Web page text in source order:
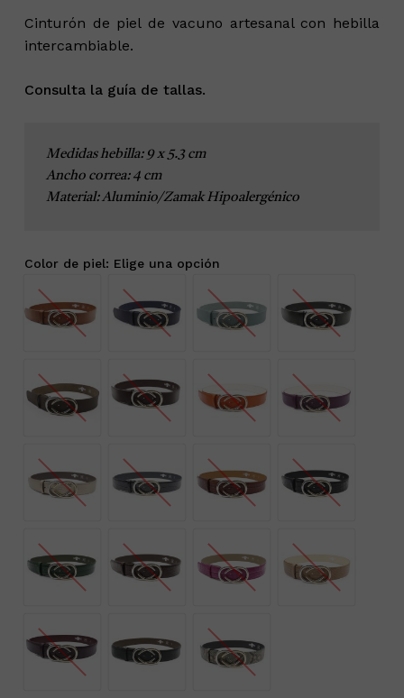
Cinturón de piel de vacuno artesanal con hebilla
intercambiable.
Consulta la guía de tallas.
Medidas hebilla: 9 x 5.3 cm
Ancho correa: 4 cm
Material: Aluminio/Zamak Hipoalergénico
Color de piel: Elige una opción